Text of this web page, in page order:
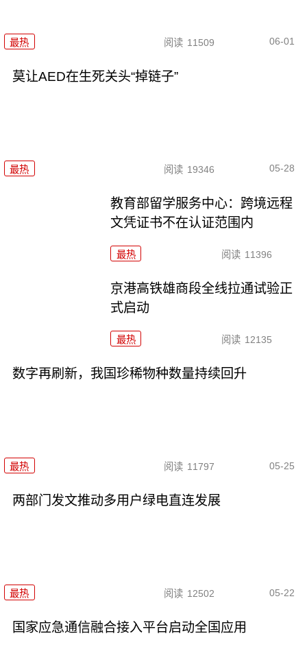
最热 阅读 11509 06-01
莫让AED在生死关头“掉链子”
最热 阅读 19346 05-28
教育部留学服务中心：跨境远程
文凭证书不在认证范围内
最热 阅读 11396
京港高铁雄商段全线拉通试验正
式启动
最热 阅读 12135
数字再刷新，我国珍稀物种数量持续回升
最热 阅读 11797 05-25
两部门发文推动多用户绿电直连发展
最热 阅读 12502 05-22
国家应急通信融合接入平台启动全国应用